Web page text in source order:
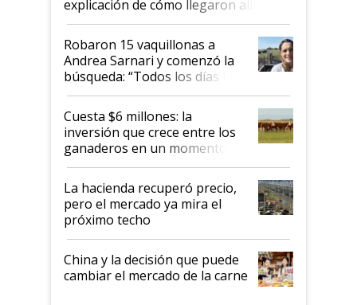
explicación de cómo llegaron allí
Robaron 15 vaquillonas a
Andrea Sarnari y comenzó la
búsqueda: “Todos los días le
toca a algún productor”
Cuesta $6 millones: la
inversión que crece entre los
ganaderos en un momento
histórico para la actividad
La hacienda recuperó precio,
pero el mercado ya mira el
próximo techo
China y la decisión que puede
cambiar el mercado de la carne